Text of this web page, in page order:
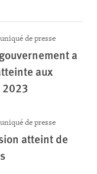
de presse
a
aux
2023
de presse
atteint de